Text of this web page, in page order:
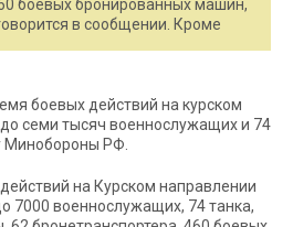
боевых бронированных машин,
в сообщении. Кроме
боевых действий на курском
семи тысяч военнослужащих и 74
Минобороны РФ.
на Курском направлении
7000 военнослужащих, 74 танка,